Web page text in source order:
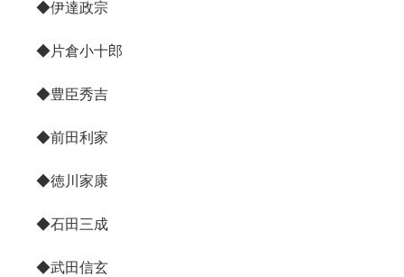
◆伊達政宗
◆片倉小十郎
◆豊臣秀吉
◆前田利家
◆徳川家康
◆石田三成
◆武田信玄